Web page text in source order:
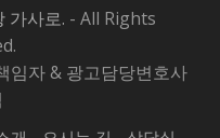
가사로. - All Rights
임자 & 광고담당변호사